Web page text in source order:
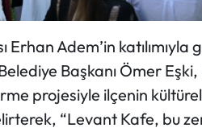
Erhan Adem’in katılımıyla
Başkanı Ömer Eşki,
projesiyle ilçenin
“Levant Kafe, bu